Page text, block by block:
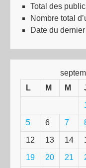
Total des
Nombre total
Date du
L
M M
5 6 7
12 13 14
19 20 21